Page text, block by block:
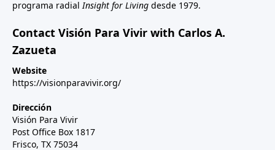
programa radialInsight for Living desde 1979.
Contact Visión Para Vivir with Carlos A.
Zazueta
Website
https://visionparavivir.org/
Dirección
Visión Para Vivir
Post Office Box 1817
Frisco, TX 75034